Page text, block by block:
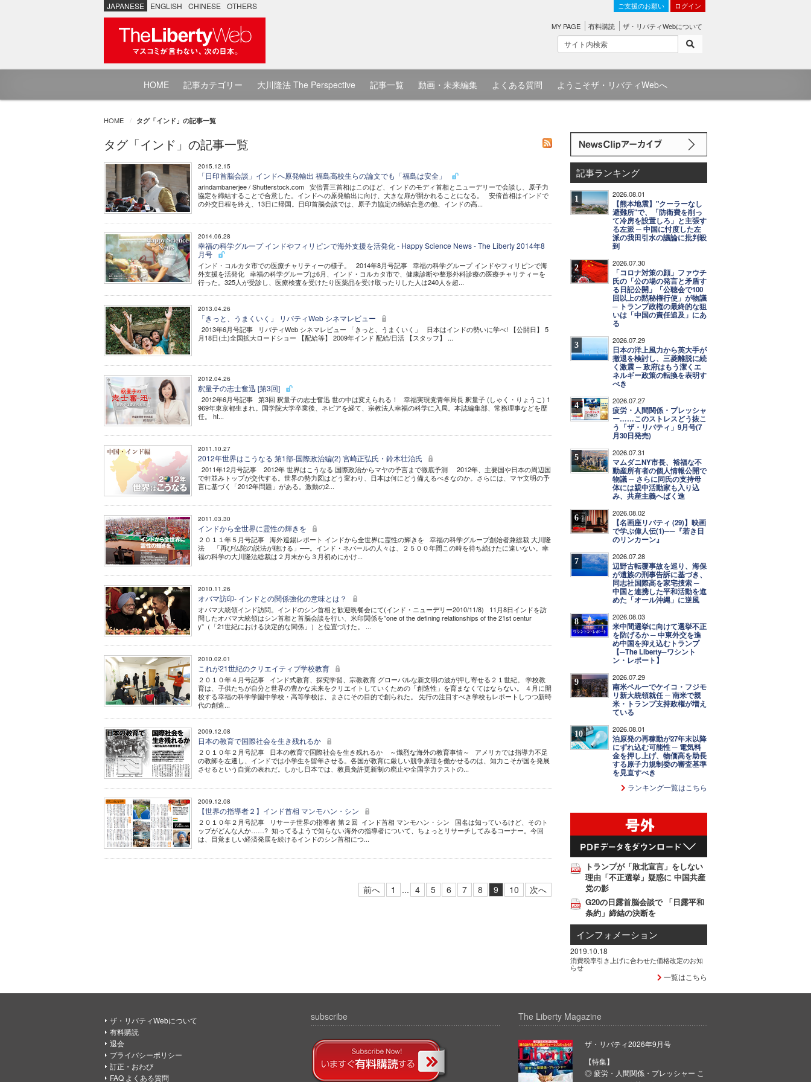
JAPANESE ENGLISH CHINESE OTHERS ご支援のお願い ログイン
MY PAGE 有料購読 ザ・リバティWebについて
HOME 記事カテゴリー 大川隆法 The Perspective 記事一覧 動画・未来編集 よくある質問 ようこそザ・リバティWebへ
HOME タグ「インド」の記事一覧
タグ「インド」の記事一覧
2015.12.15
「日印首脳会談」インドへ原発輸出 福島高校生らの論文でも「福島は安全」
arindambanerjee / Shutterstock.com 安倍晋三首相はこのほど、インドのモディ首相とニューデリーで会談し、原子力
協定を締結することで合意した。インドへの原発輸出に向け、大きな扉が開かれることになる。 安倍首相はインドで
の外交日程を終え、13日に帰国。日印首脳会談では、原子力協定の締結合意の他、インドの高...
2014.06.28
幸福の科学グループ インドやフィリピンで海外支援を活発化 - Happy Science News - The Liberty 2014年8
月号
インド・コルカタ市での医療チャリティーの様子。 2014年8月号記事 幸福の科学グループ インドやフィリピンで海
外支援を活発化 幸福の科学グループは6月、インド・コルカタ市で、健康診断や整形外科診療の医療チャリティーを
行った。325人が受診し、医療検査を受けたり医薬品を受け取ったりした人は240人を超...
2013.04.26
「きっと、うまくいく」 リバティWeb シネマレビュー
2013年6月号記事 リバティWeb シネマレビュー 「きっと、うまくいく」 日本はインドの勢いに学べ! 【公開日】 5
月18日(土)全国拡大ロードショー 【配給等】 2009年インド 配給/日活 【スタッフ】 ...
2012.04.26
釈量子の志士奮迅 [第3回]
2012年6月号記事 第3回 釈量子の志士奮迅 世の中は変えられる！ 幸福実現党青年局長 釈量子 (しゃく・りょうこ) 1
969年東京都生まれ。国学院大学卒業後、ネピアを経て、宗教法人幸福の科学に入局。本誌編集部、常務理事などを歴
任。 ht...
2011.10.27
2012年世界はこうなる 第1部-国際政治編(2) 宮崎正弘氏・鈴木壮治氏
2011年12月号記事 2012年 世界はこうなる 国際政治からマヤの予言まで徹底予測 2012年、主要国や日本の周辺国
で軒並みトップが交代する。世界の勢力図はどう変わり、日本は何にどう備えるべきなのか。さらには、マヤ文明の予
言に基づく「2012年問題」がある。激動の2...
2011.03.30
インドから全世界に霊性の輝きを
２０１１年５月号記事 海外巡錫レポート インドから全世界に霊性の輝きを 幸福の科学グループ創始者兼総裁 大川隆
法 「再び仏陀の説法が聴ける」──。インド・ネパールの人々は、２５００年間この時を待ち続けたに違いない。幸
福の科学の大川隆法総裁は２月末から３月初めにかけ...
2010.11.26
オバマ訪印- インドとの関係強化の意味とは？
オバマ大統領インド訪問。インドのシン首相と歓迎晩餐会にて(インド・ニューデリー2010/11/8) 11月8日インドを訪
問したオバマ大統領はシン首相と首脳会談を行い、米印関係を”one of the defining relationships of the 21st centur
y”（「21世紀における決定的な関係」）と位置づけた。 ...
2010.02.01
これが21世紀のクリエイティブ学校教育
２０１０年４月号記事 インド式教育、探究学習、宗教教育 グローバルな新文明の波が押し寄せる２１世紀。 学校教
育は、子供たちが自分と世界の豊かな未来をクリエイトしていくための「創造性」を育まなくてはならない。 ４月に開
校する幸福の科学学園中学校・高等学校は、まさにその目的で創られた。 先行の注目すべき学校もレポートしつつ新時
代の創造...
2009.12.08
日本の教育で国際社会を生き残れるか
２０１０年２月号記事 日本の教育で国際社会を生き残れるか ～熾烈な海外の教育事情～ アメリカでは指導力不足
の教師を左遷し、インドでは小学生を留年させる。各国が教育に厳しい競争原理を働かせるのは、知力こそが国を発展
させるという自覚の表れだ。しかし日本では、教員免許更新制の廃止や全国学力テストの...
2009.12.08
【世界の指導者２】インド首相 マンモハン・シン
２０１０年２月号記事 リサーチ世界の指導者 第２回 インド首相 マンモハン・シン 国名は知っているけど、そのト
ップがどんな人か……? 知ってるようで知らない海外の指導者について、ちょっとリサーチしてみるコーナー。今回
は、目覚ましい経済発展を続けるインドのシン首相につ...
前へ 1 ... 4 5 6 7 8 9 10 次へ
記事ランキング
1 2026.08.01
【熊本地震】"クーラーなし
避難所"で、「防衛費を削っ
て冷房を設置しろ」と主張す
る左派 ─ 中国に忖度した左
派の我田引水の議論に批判殺
到
2 2026.07.30
「コロナ対策の顔」ファウチ
氏の「公の場の発言と矛盾す
る日記公開」「公聴会で100
回以上の黙秘権行使」が物議
─ トランプ政権の最終的な狙
いは「中国の責任追及」にあ
る
3 2026.07.29
日本の洋上風力から英大手が
撤退を検討し、三菱離脱に続
く激震 ─ 政府はもう潔くエ
ネルギー政策の転換を表明す
べき
4 2026.07.27
疲労・人間関係・プレッシャ
ー……このストレスどう抜こ
う「ザ・リバティ」9月号(7
月30日発売)
5 2026.07.31
マムダニNY市長、裕福な不
動産所有者の個人情報公開で
物議 ─ さらに同氏の支持母
体には親中活動家も入り込
み、共産主義へばく進
6 2026.08.02
【名画座リバティ (29)】映画
で学ぶ偉人伝(1)──『若き日
のリンカーン』
7 2026.07.28
辺野古転覆事故を巡り、海保
が遺族の刑事告訴に基づき、
同志社国際高を家宅捜索 ─
中国と連携した平和活動を進
めた「オール沖縄」に逆風
8 2026.08.03
米中間選挙に向けて選挙不正
を防げるか ─ 中東外交を進
め中国を抑え込むトランプ
【─The Liberty─ワシント
ン・レポート】
9 2026.07.29
南米ペルーでケイコ・フジモ
リ新大統領就任 ─ 南米で親
米・トランプ支持政権が増え
ている
10 2026.08.01
泊原発の再稼動が27年末以降
にずれ込む可能性 ─ 電気料
金を押し上げ、物価高を助長
する原子力規制委の審査基準
を見直すべき
ランキング一覧はこちら
トランプが「敗北宣言」をしない
理由「不正選挙」疑惑に 中国共産
党の影
G20の日露首脳会談で 「日露平和
条約」締結の決断を
インフォメーション
2019.10.18
消費税率引き上げに合わせた価格改定のお知
らせ
一覧はこちら
ザ・リバティWebについて
有料購読
退会
プライバシーポリシー
訂正・おわび
FAQ よくある質問
subscribe The Liberty Magazine
ザ・リバティ2026年9月号
【特集】
◎ 疲労・人間関係・プレッシャー こ